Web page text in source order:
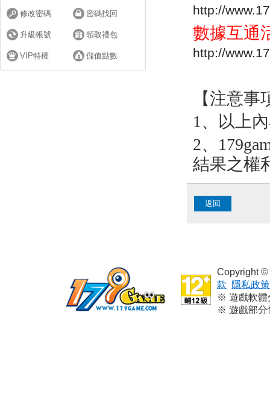
修改密碼 密碼找回
升級帳號 領取禮包
VIP特權 儲值點數
http://
數據互通
http://
【注意事
1、以上
2、
結果之權
返回
Copyright
款
隱私政策
※ 遊戲軟體
※ 遊戲部分